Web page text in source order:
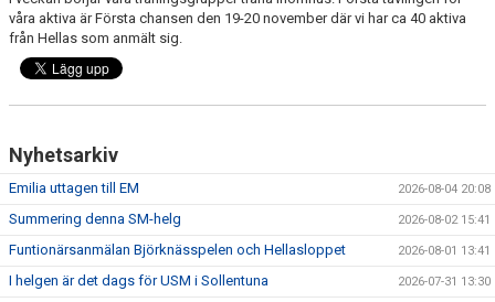
DOKUMENT
FÖR TRÄNARE
RESULTAT - STATISTIK
BOKNING
våra aktiva är Första chansen den 19-20 november där vi har ca 40 aktiva
från Hellas som anmält sig.
Nyhetsarkiv
Emilia uttagen till EM 2026-08-04 20:08
Summering denna SM-helg 2026-08-02 15:41
Funtionärsanmälan Björknässpelen och Hellasloppet 2026-08-01 13:41
I helgen är det dags för USM i Sollentuna 2026-07-31 13:30